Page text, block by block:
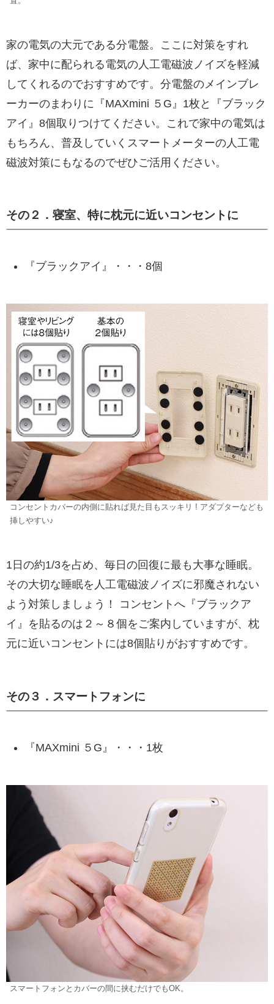
家の電気の大元である分電盤。ここに対策をすれ
ば、家中に配られる電気の人工電磁波ノイズを軽減
してくれるのでおすすめです。分電盤のメインブレ
ーカーのまわりに『MAXmini ５G』1枚と『ブラック
アイ』8個取りつけてください。これで家中の電気は
もちろん、普及していくスマートメーターの人工電
磁波対策にもなるのでぜひご活用ください。
その２．寝室、特に枕元に近いコンセントに
『ブラックアイ』・・・8個
コンセントカバーの内側に貼れば見た目もスッキリ ! アダプターなども
挿しやすい♪
1日の約1/3を占め、毎日の回復に最も大事な睡眠。
その大切な睡眠を人工電磁波ノイズに邪魔されない
よう対策しましょう！ コンセントへ『ブラックア
イ』を貼るのは２～８個をご案内していますが、枕
元に近いコンセントには8個貼りがおすすめです。
その３．スマートフォンに
『MAXmini ５G』・・・1枚
スマートフォンとカバーの間に挟むだけでもOK。